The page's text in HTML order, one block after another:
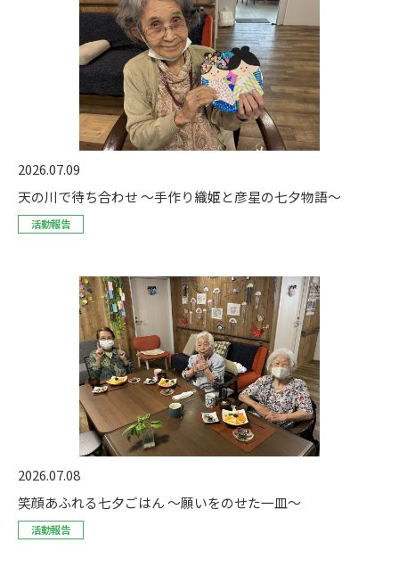
2026.07.09
天の川で待ち合わせ ～手作り織姫と彦星の七夕物語～
活動報告
2026.07.08
笑顔あふれる七夕ごはん ～願いをのせた一皿～
活動報告